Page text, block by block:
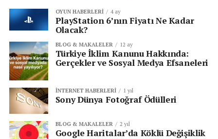
OYUN HABERLERI 4 ay
PlayStation 6’nın Fiyatı Ne Kadar
Olacak?
BLOG & MAKALELER 12 ay
Türkiye İklim Kanunu Hakkında:
Gerçekler ve Sosyal Medya Efsaneleri
İNTERNET HABERLERI 1 yıl
Sony Dünya Fotoğraf Ödülleri
BLOG & MAKALELER 2 yıl
Google Haritalar’da Köklü Değişiklik